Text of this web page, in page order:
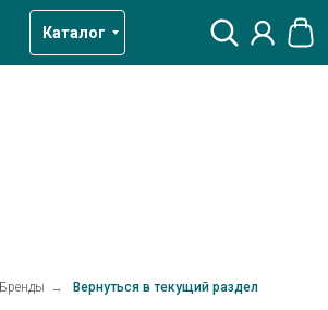
Каталог
Бренды → Вернуться в текущий раздел